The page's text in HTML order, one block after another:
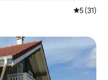
5 (31)